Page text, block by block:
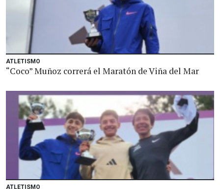
ATLETISMO
“Coco” Muñoz correrá el Maratón de Viña del Mar
ATLETISMO